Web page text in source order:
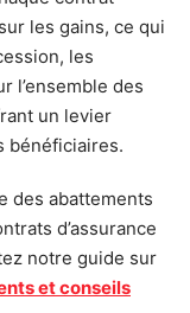
les gains, ce qui
les
l’ensemble des
un levier
bénéficiaires.
des abattements
d’assurance
notre guide sur
et conseils